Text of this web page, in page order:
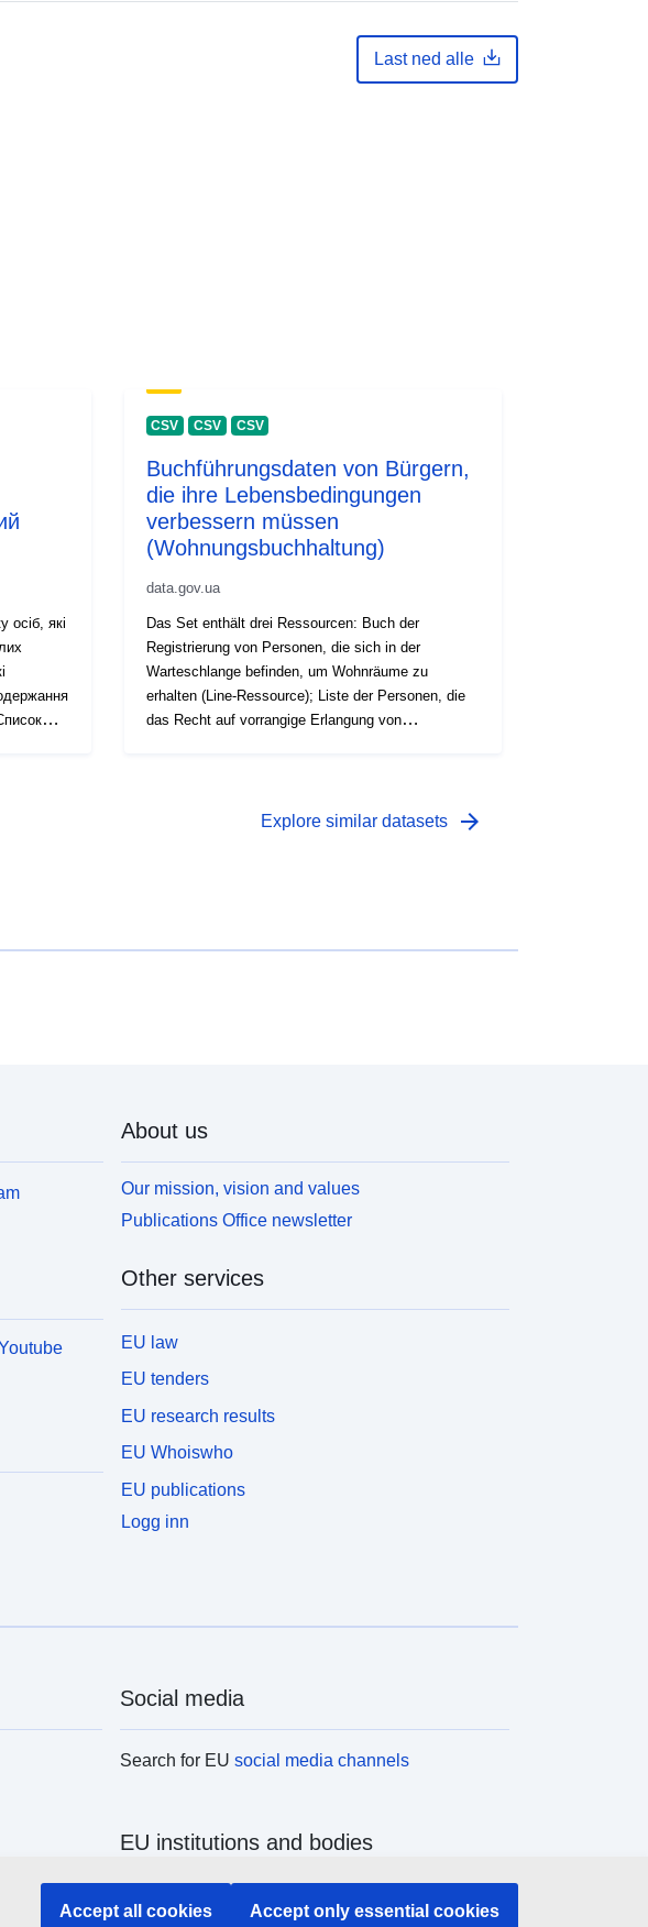
Last ned alle
осіб, які
CSV CSV CSV
Buchführungsdaten von Bürgern,
die ihre Lebensbedingungen
verbessern müssen
(Wohnungsbuchhaltung)
data.gov.ua
Das Set enthält drei Ressourcen: Buch der
Registrierung von Personen, die sich in der
Warteschlange befinden, um Wohnräume zu
erhalten (Line-Ressource); Liste der Personen, die
das Recht auf vorrangige Erlangung von
Explore similar datasets arrow_forward
About us
Our mission, vision and values
Publications Office newsletter
Other services
EU law
EU tenders
EU research results
EU Whoiswho
EU publications
Logg inn
Social media
Search for EUsocial media channels
EU institutions and bodies
Search all EU institutions and bodies
Accept all cookies Accept only essential cookies